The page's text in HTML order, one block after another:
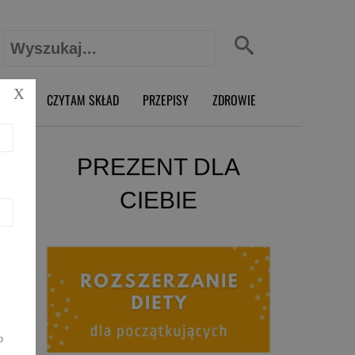
Szukaj:
RD CZYTAM SKŁAD PRZEPISY ZDROWIE
PREZENT DLA
CIEBIE
X